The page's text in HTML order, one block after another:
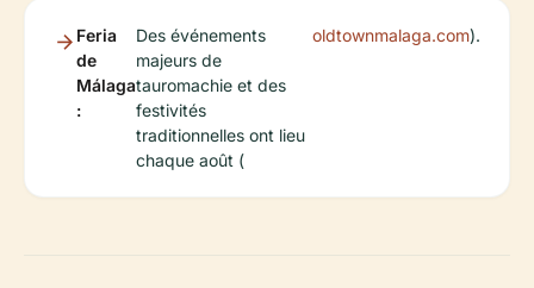
Feria
de
Málaga
:
Des événements
majeurs de
tauromachie et des
festivités
traditionnelles ont lieu
chaque août (
oldtownmalaga.com).